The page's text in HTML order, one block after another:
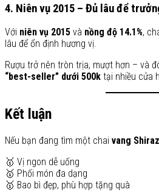
4. Niên vụ 2015 – Đủ lâu để
Với niên vụ 2015 và nồng độ 14.1%,
lâu để ổn định hương vị.
Rượu trở nên tròn trịa, mượt hơn – và
“best-seller” dưới 500k tại nhiều cửa
Kết luận
Nếu bạn đang tìm một chai vang
🥇 Vị ngon dễ uống
🥇 Phối món đa dạng
🥇 Bao bì đẹp, phù hợp tặng quà